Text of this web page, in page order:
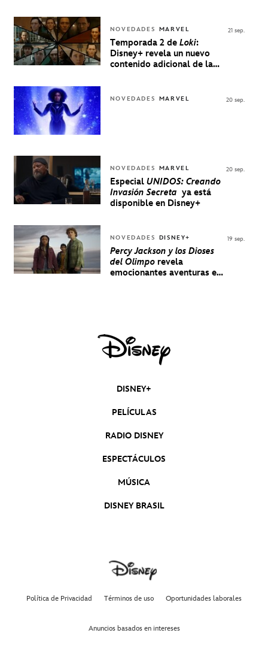
NOVEDADES MARVEL
Temporada 2 de Loki:
Disney+ revela un nuevo
contenido adicional de la
21 sep.
NOVEDADES MARVEL 20 sep.
NOVEDADES MARVEL
Especial UNIDOS: Creando
Invasión Secreta ya está
disponible en Disney+
20 sep.
NOVEDADES DISNEY+
Percy Jackson y los Dioses
del Olimporevela
emocionantes aventuras en
19 sep.
DISNEY+
PELÍCULAS
RADIO DISNEY
ESPECTÁCULOS
MÚSICA
DISNEY BRASIL
Política de Privacidad Términos de uso Oportunidades laborales
Anuncios basados en intereses